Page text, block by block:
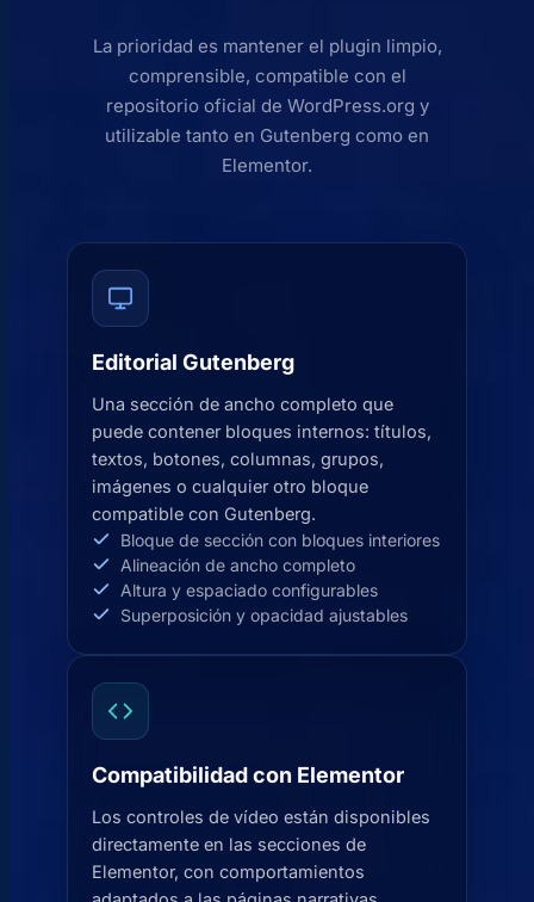
La prioridad es mantener el plugin limpio,
comprensible, compatible con el
repositorio oficial de WordPress.org y
utilizable tanto en Gutenberg como en
Elementor.
Editorial Gutenberg
Una sección de ancho completo que
puede contener bloques internos: títulos,
textos, botones, columnas, grupos,
imágenes o cualquier otro bloque
compatible con Gutenberg.
Bloque de sección con bloques interiores
Alineación de ancho completo
Altura y espaciado configurables
Superposición y opacidad ajustables
Compatibilidad con Elementor
Los controles de vídeo están disponibles
directamente en las secciones de
Elementor, con comportamientos